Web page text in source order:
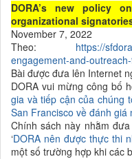
DORA’s new policy
organizational
November 7, 2022
Theo: https://
engagement-and-
Bài được đưa lên Internet
DORA vui mừng công bố
gia và tiếp cậncủa chúng
San Francisco về đánh giá
Chính sách này nhằm
‘DORA nên được thực thi
một số trường hợp khi các